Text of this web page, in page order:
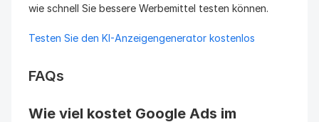
wie schnell Sie bessere Werbemittel testen können.
Testen Sie den KI-Anzeigengenerator kostenlos
FAQs
Wie viel kostet Google Ads im